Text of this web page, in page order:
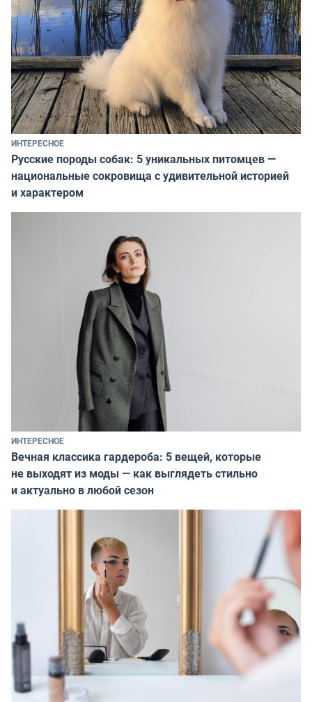
ИНТЕРЕСНОЕ
Русские породы собак: 5 уникальных питомцев —
национальные сокровища с удивительной историей
и характером
ИНТЕРЕСНОЕ
Вечная классика гардероба: 5 вещей, которые
не выходят из моды — как выглядеть стильно
и актуально в любой сезон